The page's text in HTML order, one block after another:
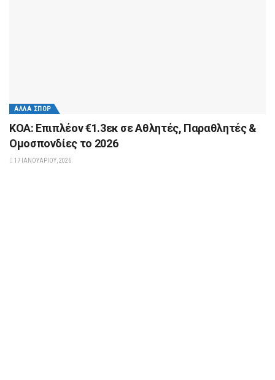
ΆΛΛΑ ΣΠΟΡ
ΚΟΑ: Επιπλέον €1.3εκ σε Αθλητές, Παραθλητές &
Ομοσπονδίες το 2026
17 ΙΑΝΟΥΑΡΊΟΥ, 2026